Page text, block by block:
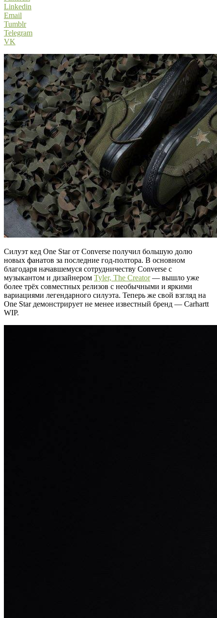
Linkedin
Email
Tumblr
Telegram
VK
Силуэт кед One Star от Converse получил большую долю
новых фанатов за последние год-полтора. В основном
благодаря начавшемуся сотрудничеству Converse с
музыкантом и дизайнером Tyler, The Creator— вышло уже
более трёх совместных релизов с необычными и яркими
вариациями легендарного силуэта. Теперь же свой взгляд на
One Star демонстрирует не менее известный бренд — Carhartt
WIP.